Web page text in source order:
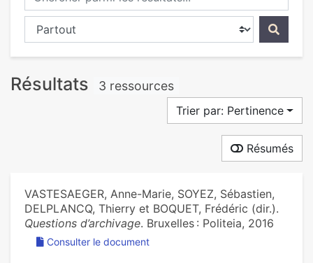
Chercher dans...
Résultats 3 ressources
Trier par: Pertinence
Résumés
VASTESAEGER, Anne-Marie, SOYEZ, Sébastien,
DELPLANCQ, Thierry et BOQUET, Frédéric (dir.).
Questions d’archivage. Bruxelles : Politeia, 2016
Consulter le document